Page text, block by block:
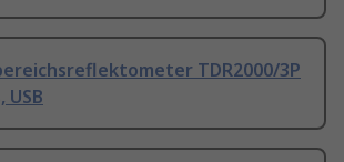
TDR2000/3P
USB